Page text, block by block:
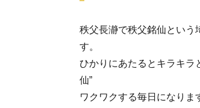
秩父長瀞で秩父銘仙という
す。
ひかりにあたるとキラキラ
仙”
ワクワクする毎日になりま